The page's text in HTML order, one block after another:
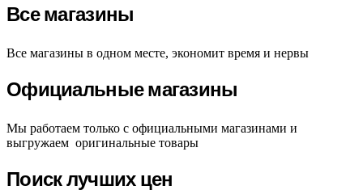
Все магазины
Все магазины в одном месте, экономит время и нервы
Официальные магазины
Мы работаем только с официальными магазинами и
выгружаем оригинальные товары
Поиск лучших цен